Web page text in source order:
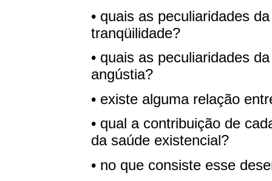
• quais as peculiaridades
tranqüilidade?
• quais as peculiaridades
angústia?
• existe alguma relação
• qual a contribuição de
da saúde existencial?
• no que consiste esse